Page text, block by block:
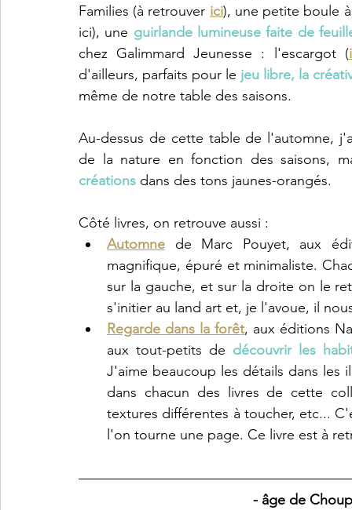
Families (à retrouver ici), une petite boule
ici), une guirlande lumineuse faite de
chez Galimmard Jeunesse : l'escargot (
d'ailleurs, parfaits pour le jeu libre, la
même de notre table des saisons.
Au-dessus de cette table de l'automne,
de la nature en fonction des saisons,
créations dans des tons jaunes-orangés.
Côté livres, on retrouve aussi :
Automne de Marc Pouyet, aux
magnifique, épuré et minimaliste.
sur la gauche, et sur la droite on le
s'initier au land art et, je l'avoue, il
Regarde dans la forêt, aux éditions
aux tout-petits de découvrir les
J'aime beaucoup les détails dans les
dans chacun des livres de cette
textures différentes à toucher, etc...
l'on tourne une page. Ce livre est à
- âge de